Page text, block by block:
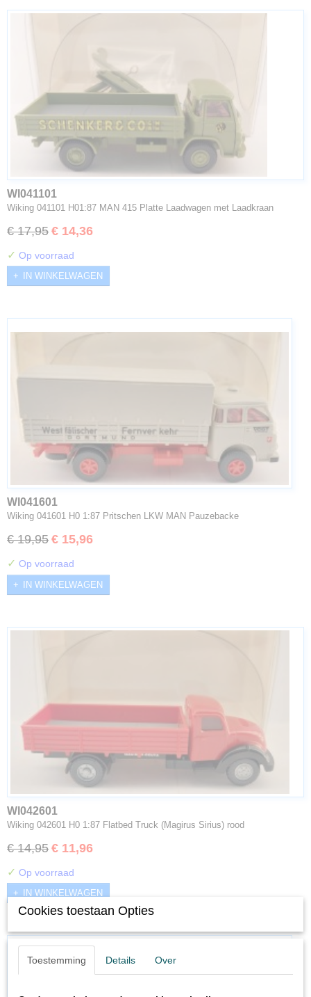
WI041101
Wiking 041101 H01:87 MAN 415 Platte Laadwagen met Laadkraan
€ 17,95 € 14,36
✓ Op voorraad
IN WINKELWAGEN
WI041601
Wiking 041601 H0 1:87 Pritschen LKW MAN Pauzebacke
€ 19,95 € 15,96
✓ Op voorraad
IN WINKELWAGEN
WI042601
Wiking 042601 H0 1:87 Flatbed Truck (Magirus Sirius) rood
€ 14,95 € 11,96
✓ Op voorraad
IN WINKELWAGEN
Cookies toestaan Opties
Toestemming Details Over